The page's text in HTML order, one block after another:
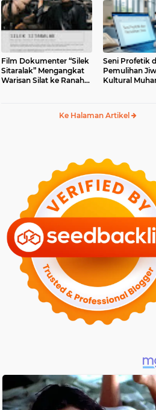
Film Dokumenter “Silek
Sitaralak” Mengangkat
Warisan Silat ke Ranah
Seni Profetik
Pemulihan
Kultural
Ke Halaman Artikel